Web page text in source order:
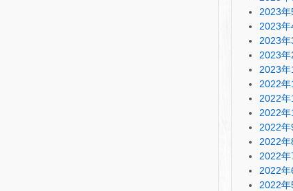
2023年
2023年
2023年
2023年
2023年
2022年
2022年
2022年
2022年
2022年
2022年
2022年
2022年